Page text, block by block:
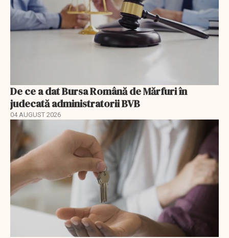
De ce a dat Bursa Română de Mărfuri în
judecată administratorii BVB
04 AUGUST 2026